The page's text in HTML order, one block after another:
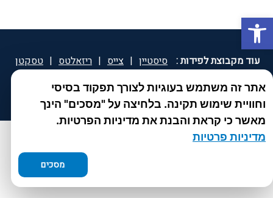
פתח סרגל נגישות
אתר זה משתמש בעוגיות לצורך תפקוד בסיסי
וחוויית שימוש תקינה. בלחיצה על "מסכים" הינך
מאשר כי קראת והבנת את מדיניות הפרטיות.
מדיניות פרטיות
מסכים
עוד מקבוצת לפידות : סיסטיין | צייס | ריזאלטס | טסקטן
| ספאטון | ספיד גרון | יוטיפרו פלוס | קוקידנט |
DROPsept ®